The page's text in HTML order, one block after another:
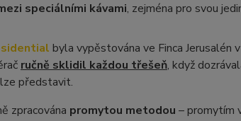
speciálními kávami, zejména pro
byla vypěstována ve Finca Jerusalén
ručně sklidil každou třešeň, když
lze představit.
zpracována promytou metodou – promytím